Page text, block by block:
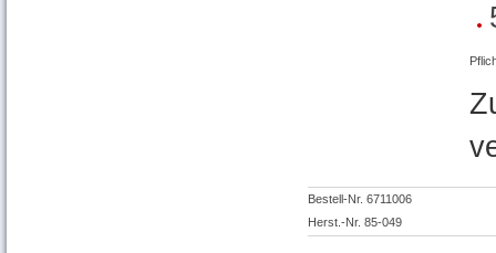
Bestell-Nr. 6711006
Herst.-Nr. 85-049